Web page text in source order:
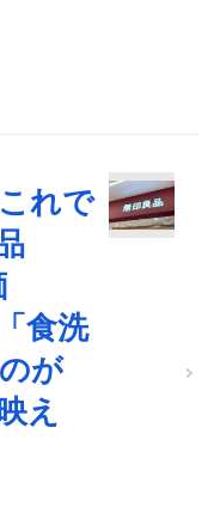
れで
食洗
が
え